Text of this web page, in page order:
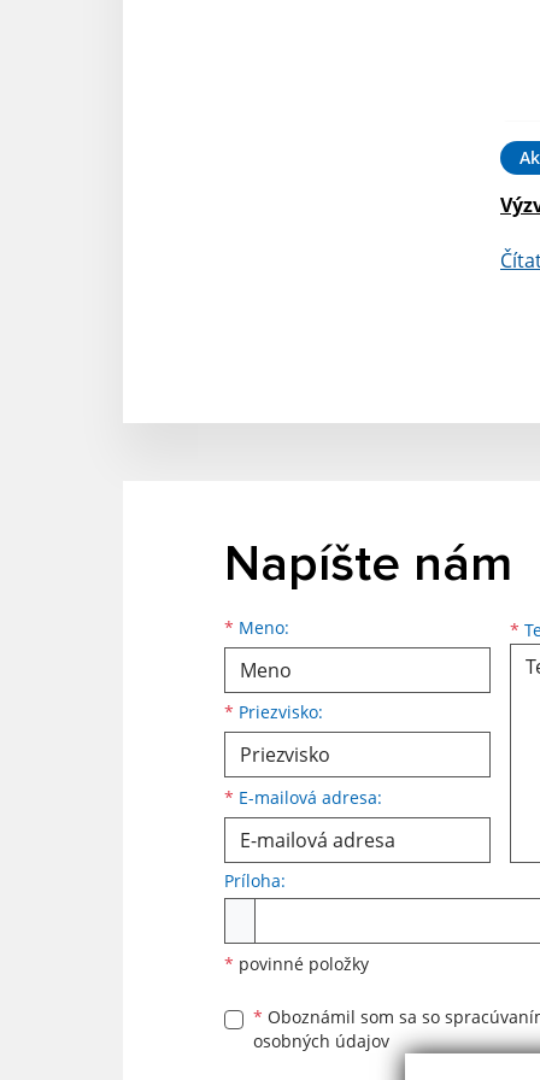
Napíšte nám
* Meno:
Meno
* Priezvisko:
Priezvisko
* E-mailová adresa:
E-mailová adresa *
Príloha:
* povinné položky
* Oboznámil som sa so
osobných údajov